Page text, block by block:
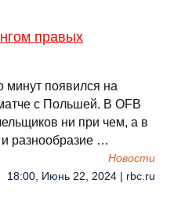
правых
минут появился на
с Польшей. В OFB
ни при чем, а в
и разнообразие …
Новости
18:00, Июнь 22, 2024 | rbc.ru